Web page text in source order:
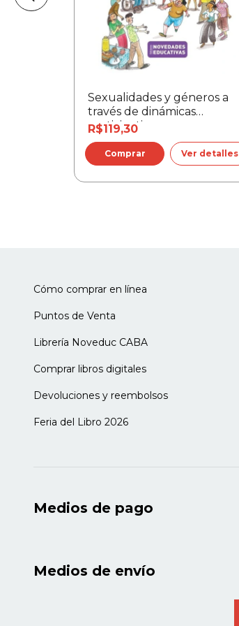
Sexualidades y géneros a
través de dinámicas
participativas
R$119,30
Ver detalles
Cómo comprar en línea
Puntos de Venta
Librería Noveduc CABA
Comprar libros digitales
Devoluciones y reembolsos
Feria del Libro 2026
Medios de pago
Medios de envío